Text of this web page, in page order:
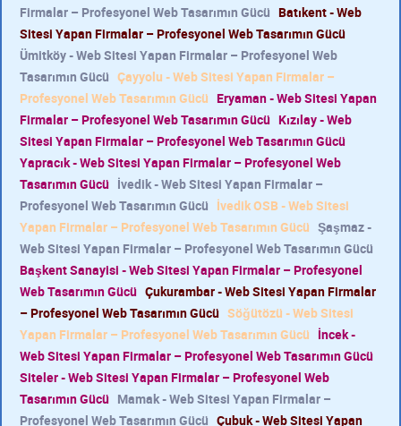
Firmalar – Profesyonel Web Tasarımın Gücü Batıkent - Web
Sitesi Yapan Firmalar – Profesyonel Web Tasarımın Gücü
Ümitköy - Web Sitesi Yapan Firmalar – Profesyonel Web
Tasarımın Gücü Çayyolu - Web Sitesi Yapan Firmalar –
Profesyonel Web Tasarımın Gücü Eryaman - Web Sitesi Yapan
Firmalar – Profesyonel Web Tasarımın Gücü Kızılay - Web
Sitesi Yapan Firmalar – Profesyonel Web Tasarımın Gücü
Yapracık - Web Sitesi Yapan Firmalar – Profesyonel Web
Tasarımın Gücü İvedik - Web Sitesi Yapan Firmalar –
Profesyonel Web Tasarımın Gücü İvedik OSB - Web Sitesi
Yapan Firmalar – Profesyonel Web Tasarımın Gücü Şaşmaz -
Web Sitesi Yapan Firmalar – Profesyonel Web Tasarımın Gücü
Başkent Sanayisi - Web Sitesi Yapan Firmalar – Profesyonel
Web Tasarımın Gücü Çukurambar - Web Sitesi Yapan Firmalar
– Profesyonel Web Tasarımın Gücü Söğütözü - Web Sitesi
Yapan Firmalar – Profesyonel Web Tasarımın Gücü İncek -
Web Sitesi Yapan Firmalar – Profesyonel Web Tasarımın Gücü
Siteler - Web Sitesi Yapan Firmalar – Profesyonel Web
Tasarımın Gücü Mamak - Web Sitesi Yapan Firmalar –
Profesyonel Web Tasarımın Gücü Çubuk - Web Sitesi Yapan